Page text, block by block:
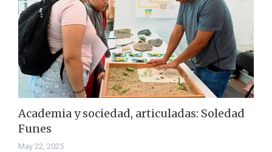
Academia y sociedad, articuladas: Soledad
Funes
May 22, 2025